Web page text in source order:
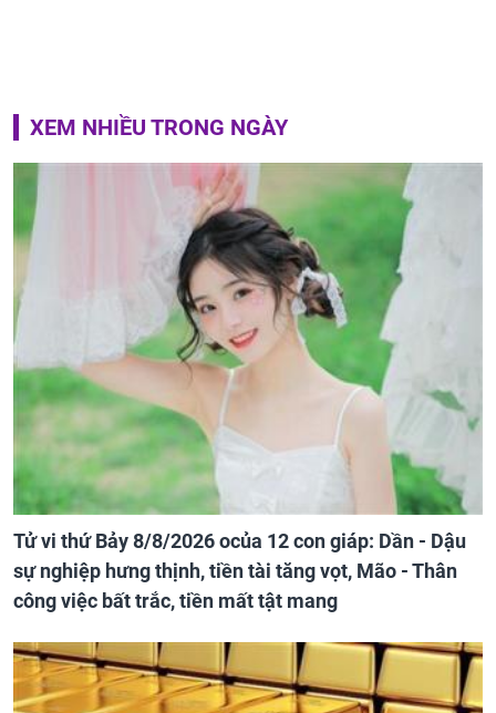
XEM NHIỀU TRONG NGÀY
Tử vi thứ Bảy 8/8/2026 ocủa 12 con giáp: Dần - Dậu
sự nghiệp hưng thịnh, tiền tài tăng vọt, Mão - Thân
công việc bất trắc, tiền mất tật mang